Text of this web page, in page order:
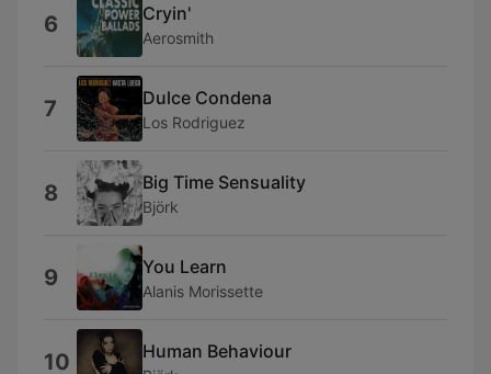
6 Cryin'
Aerosmith
7 Dulce Condena
Los Rodriguez
8 Big Time Sensuality
Björk
9 You Learn
Alanis Morissette
10 Human Behaviour